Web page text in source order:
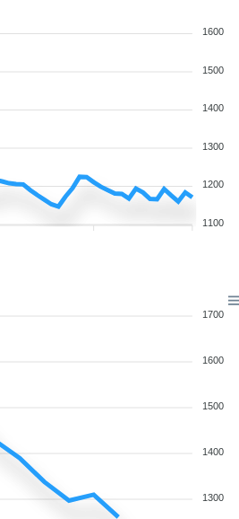
1600
1500
1400
1300
1200
1100
1700
1600
1500
1400
1300